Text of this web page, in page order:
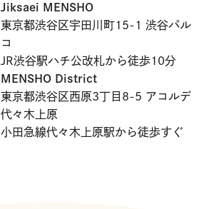
Jiksaei MENSHO
東京都渋谷区宇田川町15-1 渋谷パル
コ
JR渋谷駅ハチ公改札から徒歩10分
MENSHO District
東京都渋谷区西原3丁目8-5 アコルデ
代々木上原
小田急線代々木上原駅から徒歩すぐ